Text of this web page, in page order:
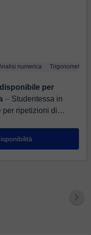
numerica Trigonometria
per
⏤ Studentessa in
ripetizioni di